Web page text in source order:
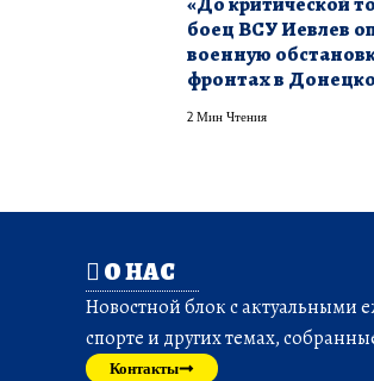
боец ВСУ Иевлев
военную
фронтах в
2 Мин Чтения
О НАС
Новостной блок с актуальными
спорте и других темах,
Контакты